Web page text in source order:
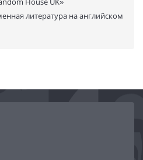
литература на английском